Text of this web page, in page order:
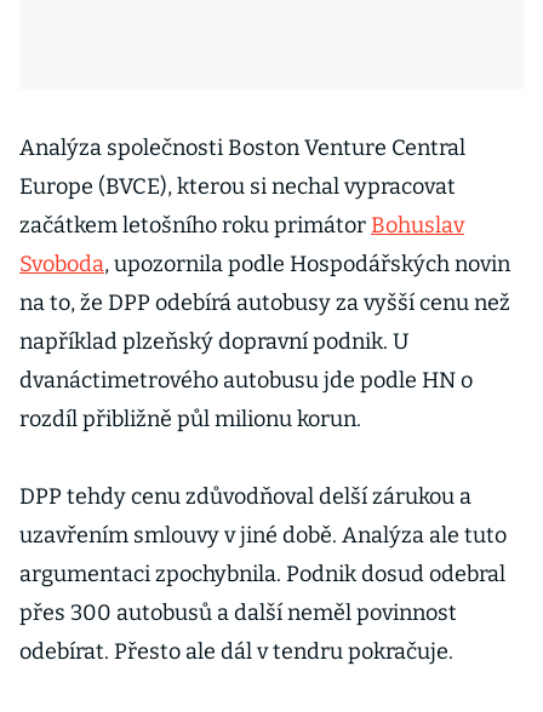
Analýza společnosti Boston Venture Central
Europe (BVCE), kterou si nechal vypracovat
začátkem letošního roku primátor Bohuslav
Svoboda, upozornila podle Hospodářských novin
na to, že DPP odebírá autobusy za vyšší cenu než
například plzeňský dopravní podnik. U
dvanáctimetrového autobusu jde podle HN o
rozdíl přibližně půl milionu korun.
DPP tehdy cenu zdůvodňoval delší zárukou a
uzavřením smlouvy v jiné době. Analýza ale tuto
argumentaci zpochybnila. Podnik dosud odebral
přes 300 autobusů a další neměl povinnost
odebírat. Přesto ale dál v tendru pokračuje.